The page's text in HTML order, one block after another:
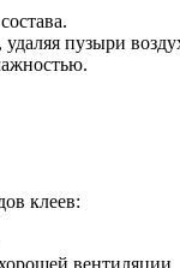
пузыри
клеев: